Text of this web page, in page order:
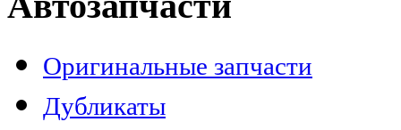
Оригинальные запчасти
Дубликаты